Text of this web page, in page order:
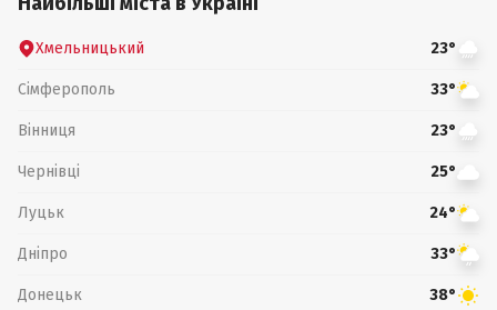
Хмельницький 23°
Сімферополь 33°
Вінниця 23°
Чернівці 25°
Луцьк 24°
Дніпро 33°
Донецьк 38°